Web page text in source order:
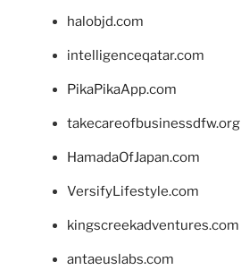
halobjd.com
intelligenceqatar.com
PikaPikaApp.com
takecareofbusinessdfw.org
HamadaOfJapan.com
VersifyLifestyle.com
kingscreekadventures.com
antaeuslabs.com